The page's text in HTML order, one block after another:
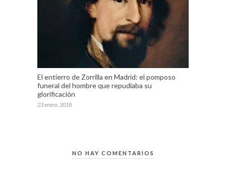
El entierro de Zorrilla en Madrid: el pomposo
funeral del hombre que repudiaba su
glorificación
23 enero, 2018
NO HAY COMENTARIOS